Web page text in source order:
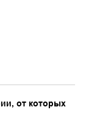
от которых